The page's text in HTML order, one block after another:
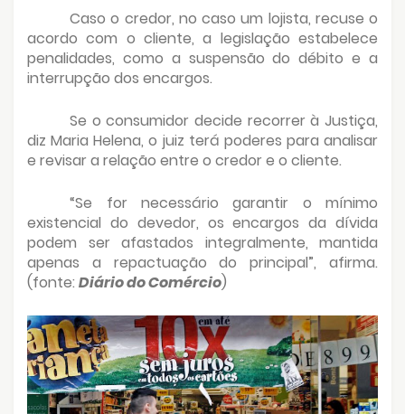
Caso o credor, no caso um lojista, recuse o
acordo com o cliente, a legislação estabelece
penalidades, como a suspensão do débito e a
interrupção dos encargos.
Se o consumidor decide recorrer à Justiça,
diz Maria Helena, o juiz terá poderes para analisar
e revisar a relação entre o credor e o cliente.
“Se for necessário garantir o mínimo
existencial do devedor, os encargos da dívida
podem ser afastados integralmente, mantida
apenas a repactuação do principal”, afirma.
(fonte: Diário do Comércio)